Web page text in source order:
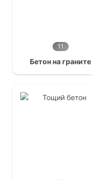
11
Бетон на граните